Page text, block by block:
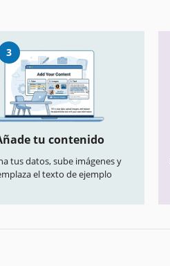
3
tu contenido
tus datos, sube imágenes y
el texto de ejemplo